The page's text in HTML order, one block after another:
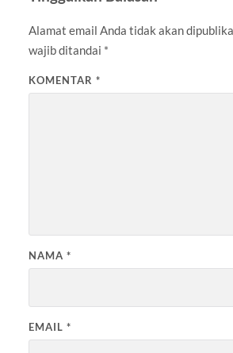
Alamat email Anda tidak akan
wajib ditandai *
KOMENTAR *
NAMA *
EMAIL *